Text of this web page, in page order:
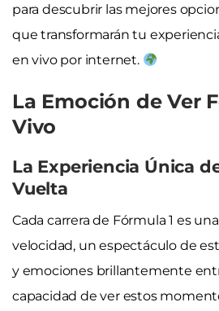
para descubrir las mejores
que transformarán tu
en vivo por internet.
La Emoción de Ver
Vivo
La Experiencia Única
Vuelta
Cada carrera de Fórmula 1 es
velocidad, un espectáculo de
y emociones brillantemente
capacidad de ver estos